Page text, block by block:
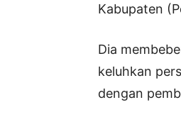
Kabupaten
Dia
keluhkan
dengan